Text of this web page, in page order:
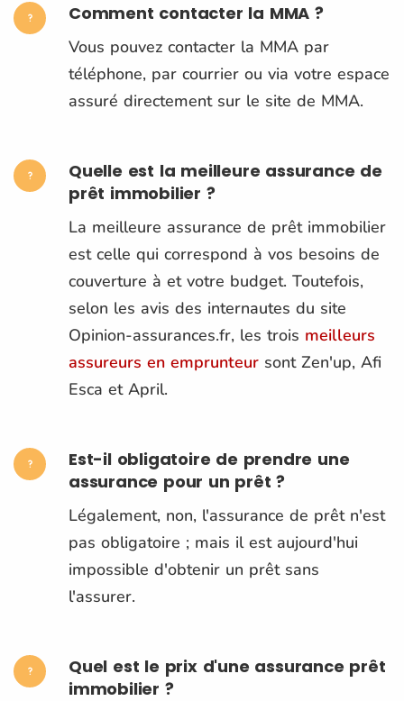
Comment contacter la MMA ?
Vous pouvez contacter la MMA par
téléphone, par courrier ou via votre espace
assuré directement sur le site de MMA.
Quelle est la meilleure assurance de
prêt immobilier ?
La meilleure assurance de prêt immobilier
est celle qui correspond à vos besoins de
couverture à et votre budget. Toutefois,
selon les avis des internautes du site
Opinion-assurances.fr, les trois meilleurs
assureurs en emprunteur sont Zen'up, Afi
Esca et April.
Est-il obligatoire de prendre une
assurance pour un prêt ?
Légalement, non, l'assurance de prêt n'est
pas obligatoire ; mais il est aujourd'hui
impossible d'obtenir un prêt sans
l'assurer.
Quel est le prix d'une assurance prêt
immobilier ?